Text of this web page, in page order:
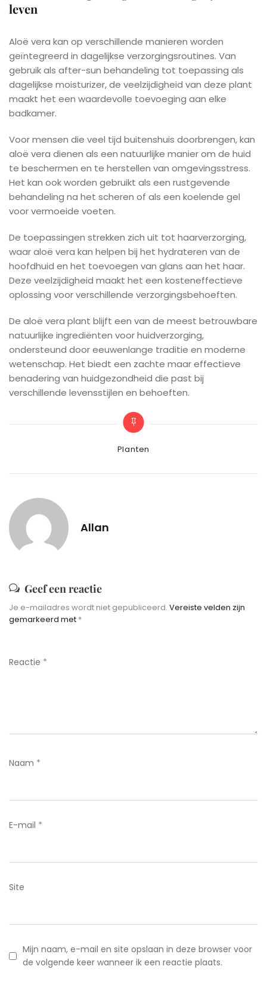
leven
Aloë vera kan op verschillende manieren worden
geïntegreerd in dagelijkse verzorgingsroutines. Van
gebruik als after-sun behandeling tot toepassing als
dagelijkse moisturizer, de veelzijdigheid van deze plant
maakt het een waardevolle toevoeging aan elke
badkamer.
Voor mensen die veel tijd buitenshuis doorbrengen, kan
aloë vera dienen als een natuurlijke manier om de huid
te beschermen en te herstellen van omgevingsstress.
Het kan ook worden gebruikt als een rustgevende
behandeling na het scheren of als een koelende gel
voor vermoeide voeten.
De toepassingen strekken zich uit tot haarverzorging,
waar aloë vera kan helpen bij het hydrateren van de
hoofdhuid en het toevoegen van glans aan het haar.
Deze veelzijdigheid maakt het een kosteneffectieve
oplossing voor verschillende verzorgingsbehoeften.
De aloë vera plant blijft een van de meest betrouwbare
natuurlijke ingrediënten voor huidverzorging,
ondersteund door eeuwenlange traditie en moderne
wetenschap. Het biedt een zachte maar effectieve
benadering van huidgezondheid die past bij
verschillende levensstijlen en behoeften.
Categories
Planten
Allan
Geef een reactie
Je e-mailadres wordt niet gepubliceerd. Vereiste velden zijn
gemarkeerd met *
Reactie *
Naam *
E-mail *
Site
Mijn naam, e-mail en site opslaan in deze browser voor
de volgende keer wanneer ik een reactie plaats.